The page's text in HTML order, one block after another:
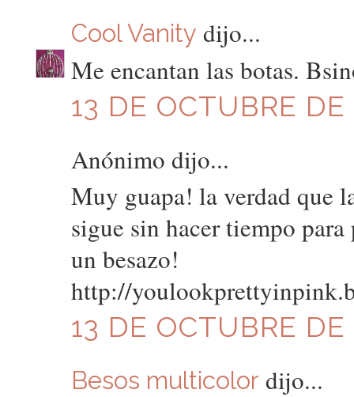
Cool Vanity dijo...
Me encantan las botas.
13 DE OCTUBRE
Anónimo dijo...
Muy guapa! la verdad que
sigue sin hacer tiempo
un besazo!
http://
13 DE OCTUBRE
Besos multicolor dijo...